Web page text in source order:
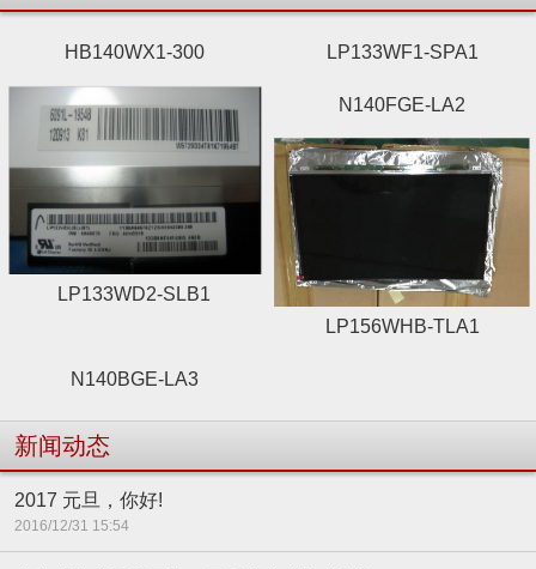
HB140WX1-300 LP133WF1-SPA1
LP133WD2-SLB1
N140FGE-LA2
LP156WHB-TLA1
N140BGE-LA3
新闻动态
2017 元旦，你好!
2016/12/31 15:54